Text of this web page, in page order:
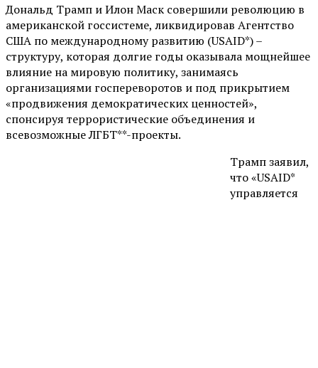
Дональд Трамп и Илон Маск совершили революцию в
американской госсистеме, ликвидировав Агентство
США по международному развитию (USAID*) –
структуру, которая долгие годы оказывала мощнейшее
влияние на мировую политику, занимаясь
организациями госпереворотов и под прикрытием
«продвижения демократических ценностей»,
спонсируя террористические объединения и
всевозможные ЛГБТ**-проекты.
Трамп заявил,
что «USAID*
управляется